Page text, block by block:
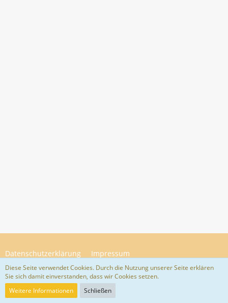
Datenschutzerklärung Impressum
Community-Software:
Diese Seite verwendet Cookies. Durch die Nutzung unserer Seite erklären
Sie sich damit einverstanden, dass wir Cookies setzen.
Weitere Informationen
Schließen